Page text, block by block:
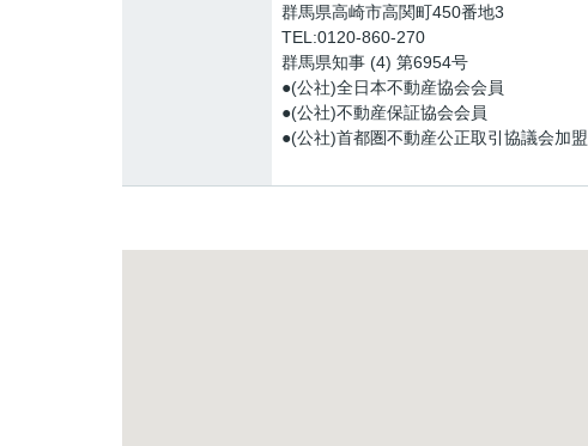
群馬県高崎市高関町450番地3
TEL:0120-860-270
群馬県知事 (4) 第6954号
●(公社)全日本不動産協会会員
●(公社)不動産保証協会会員
●(公社)首都圏不動産公正取引協議会加盟